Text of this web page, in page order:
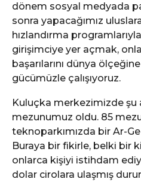
dönem sosyal medyada
sonra yapacağımız
hızlandırma
girişimciye yer açmak,
başarılarını dünya
gücümüzle çalışıyoruz.
Kuluçka merkezimizde şu
mezunumuz oldu. 85
teknoparkımızda bir Ar-
Buraya bir fikirle, belki bir
onlarca kişiyi istihdam
dolar cirolara ulaşmış